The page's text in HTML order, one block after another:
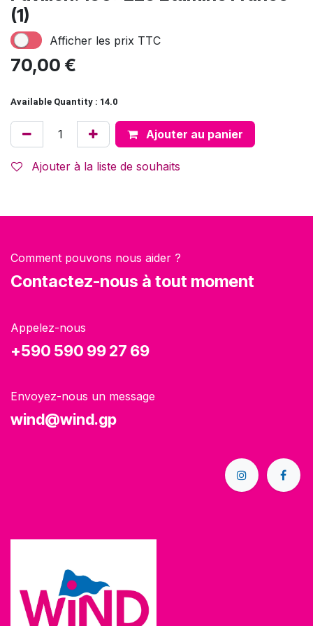
(1)
Afficher les prix TTC
70,00 €
Available Quantity : 14.0
Ajouter au panier
Ajouter à la liste de souhaits
Comment pouvons nous aider ?
Contactez-nous à tout moment
Appelez-nous
+590 590 99 27 69
Envoyez-nous un message
wind@wind.gp